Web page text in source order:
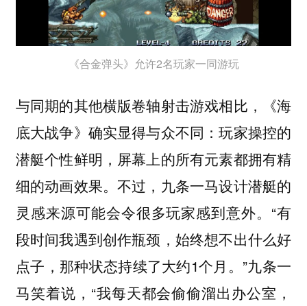
《合金弹头》允许2名玩家一同游玩
与同期的其他横版卷轴射击游戏相比，《海
底大战争》确实显得与众不同：玩家操控的
潜艇个性鲜明，屏幕上的所有元素都拥有精
细的动画效果。不过，九条一马设计潜艇的
灵感来源可能会令很多玩家感到意外。“有
段时间我遇到创作瓶颈，始终想不出什么好
点子，那种状态持续了大约1个月。”九条一
马笑着说，“我每天都会偷偷溜出办公室，